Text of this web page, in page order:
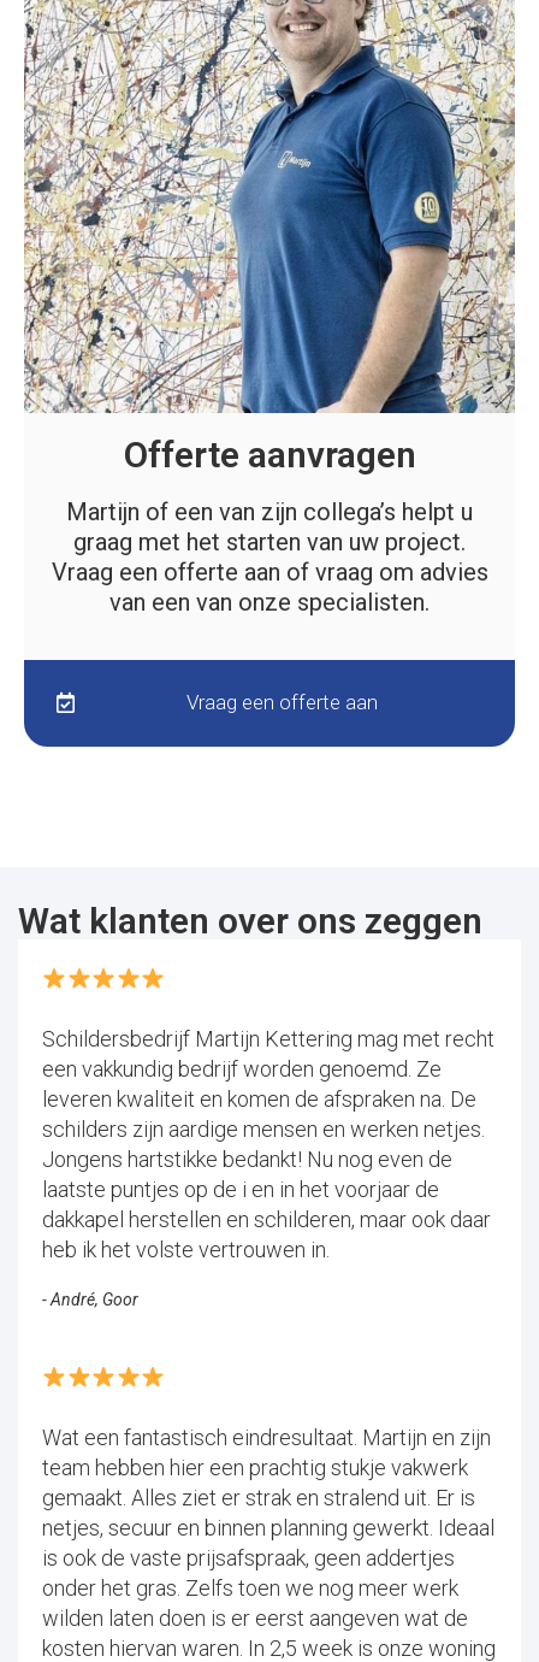
Offerte aanvragen
Martijn of een van zijn collega’s helpt u
graag met het starten van uw project.
Vraag een offerte aan of vraag om advies
van een van onze specialisten.
Vraag een offerte aan
Wat klanten over ons zeggen
Schildersbedrijf Martijn Kettering mag met recht
een vakkundig bedrijf worden genoemd. Ze
leveren kwaliteit en komen de afspraken na. De
schilders zijn aardige mensen en werken netjes.
Jongens hartstikke bedankt! Nu nog even de
laatste puntjes op de i en in het voorjaar de
dakkapel herstellen en schilderen, maar ook daar
heb ik het volste vertrouwen in.
- André, Goor
Wat een fantastisch eindresultaat. Martijn en zijn
team hebben hier een prachtig stukje vakwerk
gemaakt. Alles ziet er strak en stralend uit. Er is
netjes, secuur en binnen planning gewerkt. Ideaal
is ook de vaste prijsafspraak, geen addertjes
onder het gras. Zelfs toen we nog meer werk
wilden laten doen is er eerst aangeven wat de
kosten hiervan waren. In 2,5 week is onze woning